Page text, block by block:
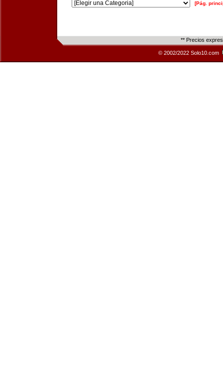
[Pág.
** Precios
© 2002/2022 Solo10.com